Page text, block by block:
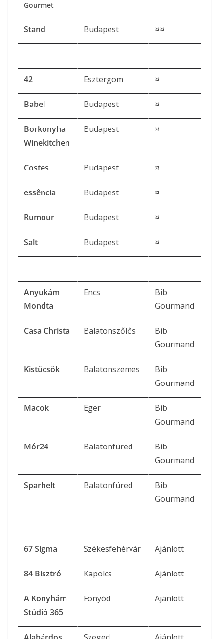
Gourmet
Stand Budapest ¤¤
42 Esztergom ¤
Babel Budapest ¤
Borkonyha
Winekitchen
Budapest ¤
Costes Budapest ¤
essência Budapest ¤
Rumour Budapest ¤
Salt Budapest ¤
Anyukám
Mondta
Encs
Bib
Gourmand
Casa Christa Balatonszőlős
Bib
Gourmand
Kistücsök Balatonszemes
Bib
Gourmand
Macok Eger
Bib
Gourmand
Mór24 Balatonfüred
Bib
Gourmand
Sparhelt Balatonfüred
Bib
Gourmand
67 Sigma Székesfehérvár Ajánlott
84 Bisztró Kapolcs Ajánlott
A Konyhám
Stúdió 365
Fonyód Ajánlott